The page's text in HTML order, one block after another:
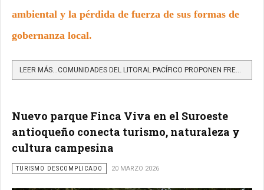
ambiental y la pérdida de fuerza de sus formas de
gobernanza local.
LEER MÁS…COMUNIDADES DEL LITORAL PACÍFICO PROPONEN FRENAR EL TURISMO INCONSCIENTE CON UN MODELO CENTRADO EN...
Nuevo parque Finca Viva en el Suroeste
antioqueño conecta turismo, naturaleza y
cultura campesina
TURISMO DESCOMPLICADO 20 MARZO 2026